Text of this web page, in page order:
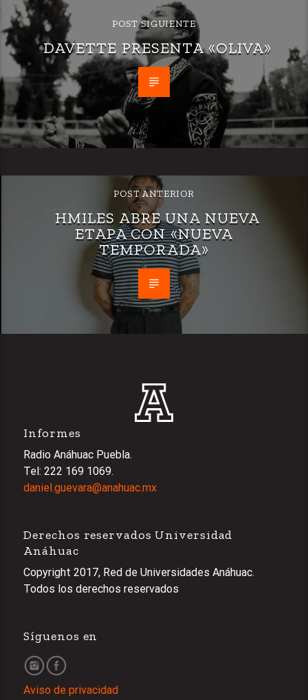
POST SIGUIENTE
DAVETTE PRESENTA «OLIVA»
POST ANTERIOR
HMILES ABRE UNA NUEVA
ETAPA CON «NUEVA
TEMPORADA»
Informes
Radio Anáhuac Puebla.
Tel: 222 169 1069.
daniel.guevara@anahuac.mx
Derechos reservados Universidad
Anáhuac
Copyright 2017, Red de Universidades Anáhuac.
Todos los derechos reservados
Síguenos en
Aviso de privacidad